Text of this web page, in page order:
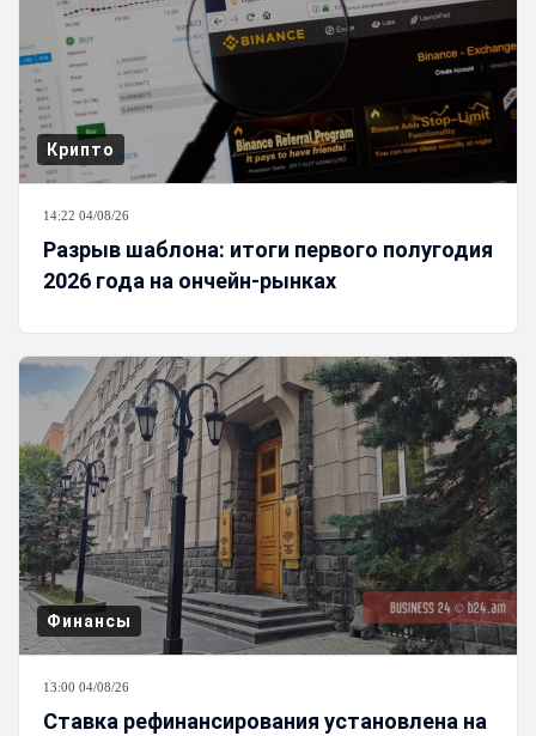
Крипто
14:22 04/08/26
Разрыв шаблона: итоги первого полугодия
2026 года на ончейн-рынках
Финансы
13:00 04/08/26
Ставка рефинансирования установлена на